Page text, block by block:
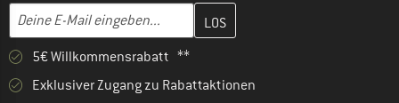
E-Mail-Adresse
Gib hier deine E-Mail-Adresse ein und erstelle im nächsten
5€ Willkommensrabatt **
Exklusiver Zugang zu Rabattaktionen